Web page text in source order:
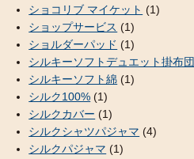
ショコリブ マイケット (1)
ショップサービス (1)
ショルダーパッド (1)
シルキーソフトデュエット掛布団
シルキーソフト綿 (1)
シルク100% (1)
シルクカバー (1)
シルクシャツパジャマ (4)
シルクパジャマ (1)